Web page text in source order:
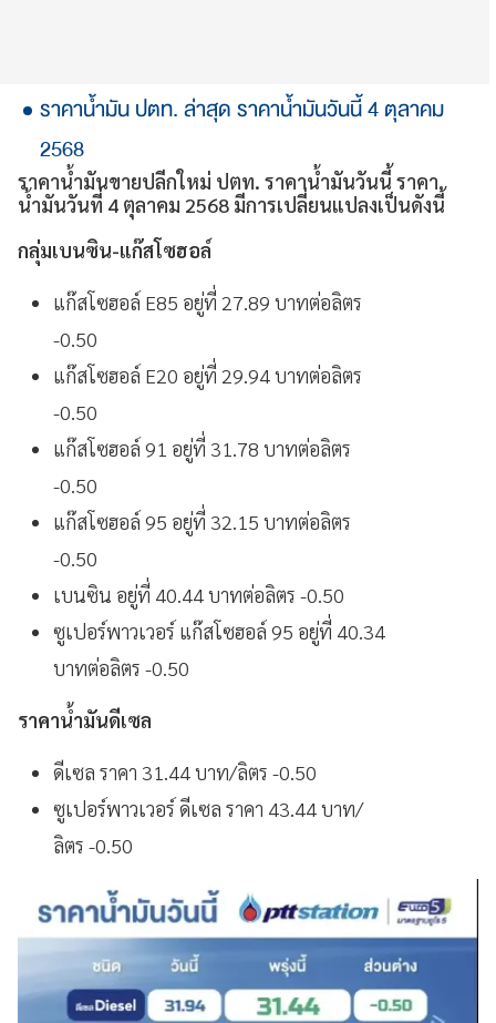
ราคาน้ำมัน ปตท. ล่าสุด ราคาน้ำมันวันนี้ 4 ตุลาคม
2568
ราคาน้ำมันขายปลีกใหม่ ปตท. ราคาน้ำมันวันนี้ ราคา
น้ำมันวันที่ 4 ตุลาคม 2568 มีการเปลี่ยนแปลงเป็นดังนี้
กลุ่มเบนซิน-แก๊สโซฮอล์
แก๊สโซฮอล์ E85 อยู่ที่ 27.89 บาทต่อลิตร
-0.50
แก๊สโซฮอล์ E20 อยู่ที่ 29.94 บาทต่อลิตร
-0.50
แก๊สโซฮอล์ 91 อยู่ที่ 31.78 บาทต่อลิตร
-0.50
แก๊สโซฮอล์ 95 อยู่ที่ 32.15 บาทต่อลิตร
-0.50
เบนซิน อยู่ที่ 40.44 บาทต่อลิตร -0.50
ซูเปอร์พาวเวอร์ แก๊สโซฮอล์ 95 อยู่ที่ 40.34
บาทต่อลิตร -0.50
ราคาน้ำมันดีเซล
ดีเซล ราคา 31.44 บาท/ลิตร -0.50
ซูเปอร์พาวเวอร์ ดีเซล ราคา 43.44 บาท/
ลิตร -0.50